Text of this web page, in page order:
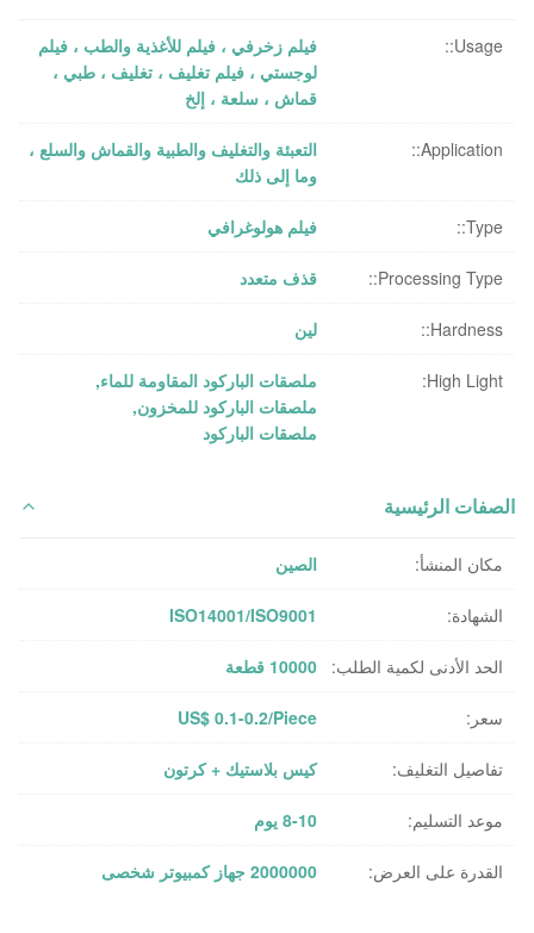
Usage::
فيلم زخرفي ، فيلم للأغذية والطب ، فيلم
لوجستي ، فيلم تغليف ، تغليف ، طبي ،
قماش ، سلعة ، إلخ
Application::
التعبئة والتغليف والطبية والقماش والسلع ،
وما إلى ذلك
Type:: فيلم هولوغرافي
Processing Type:: قذف متعدد
Hardness:: لين
High Light: ملصقات الباركود المقاومة للماء,
ملصقات الباركود للمخزون,
ملصقات الباركود
الصفات الرئيسية
مكان المنشأ: الصين
الشهادة: ISO14001/ISO9001
الحد الأدنى لكمية الطلب: 10000 قطعة
سعر: US$ 0.1-0.2/Piece
تفاصيل التغليف: كيس بلاستيك + كرتون
موعد التسليم: 8-10 يوم
القدرة على العرض: 2000000 جهاز كمبيوتر شخصى